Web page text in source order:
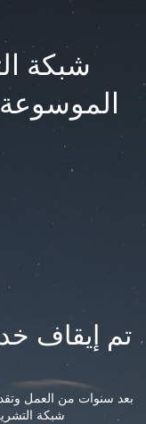
شبكة
الموسوعة
تم إيقاف
بعد سنوات من العمل
شبكة